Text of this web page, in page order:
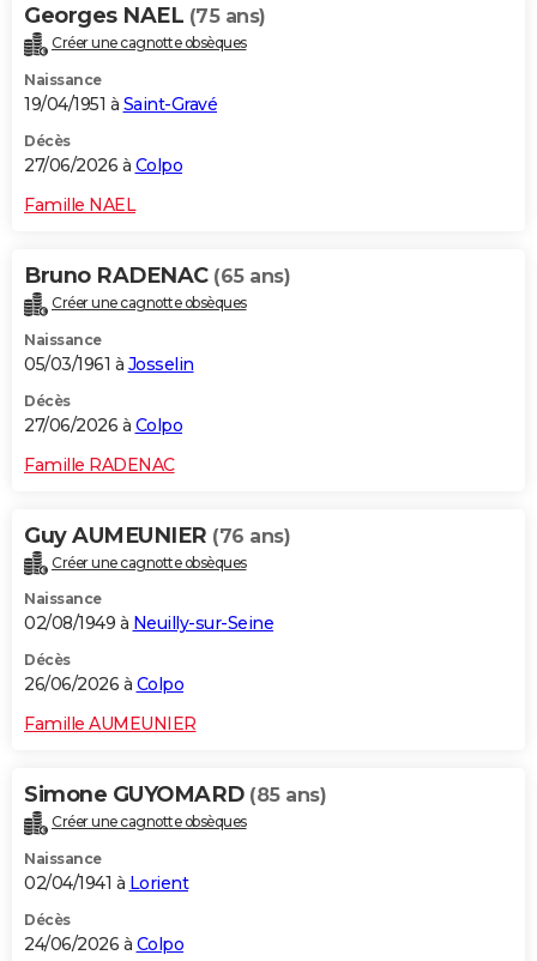
Georges NAEL (75 ans)
Créer une cagnotte obsèques
Naissance
19/04/1951 à Saint-Gravé
Décès
27/06/2026 à Colpo
Famille NAEL
Bruno RADENAC (65 ans)
Créer une cagnotte obsèques
Naissance
05/03/1961 à Josselin
Décès
27/06/2026 à Colpo
Famille RADENAC
Guy AUMEUNIER (76 ans)
Créer une cagnotte obsèques
Naissance
02/08/1949 à Neuilly-sur-Seine
Décès
26/06/2026 à Colpo
Famille AUMEUNIER
Simone GUYOMARD (85 ans)
Créer une cagnotte obsèques
Naissance
02/04/1941 à Lorient
Décès
24/06/2026 à Colpo